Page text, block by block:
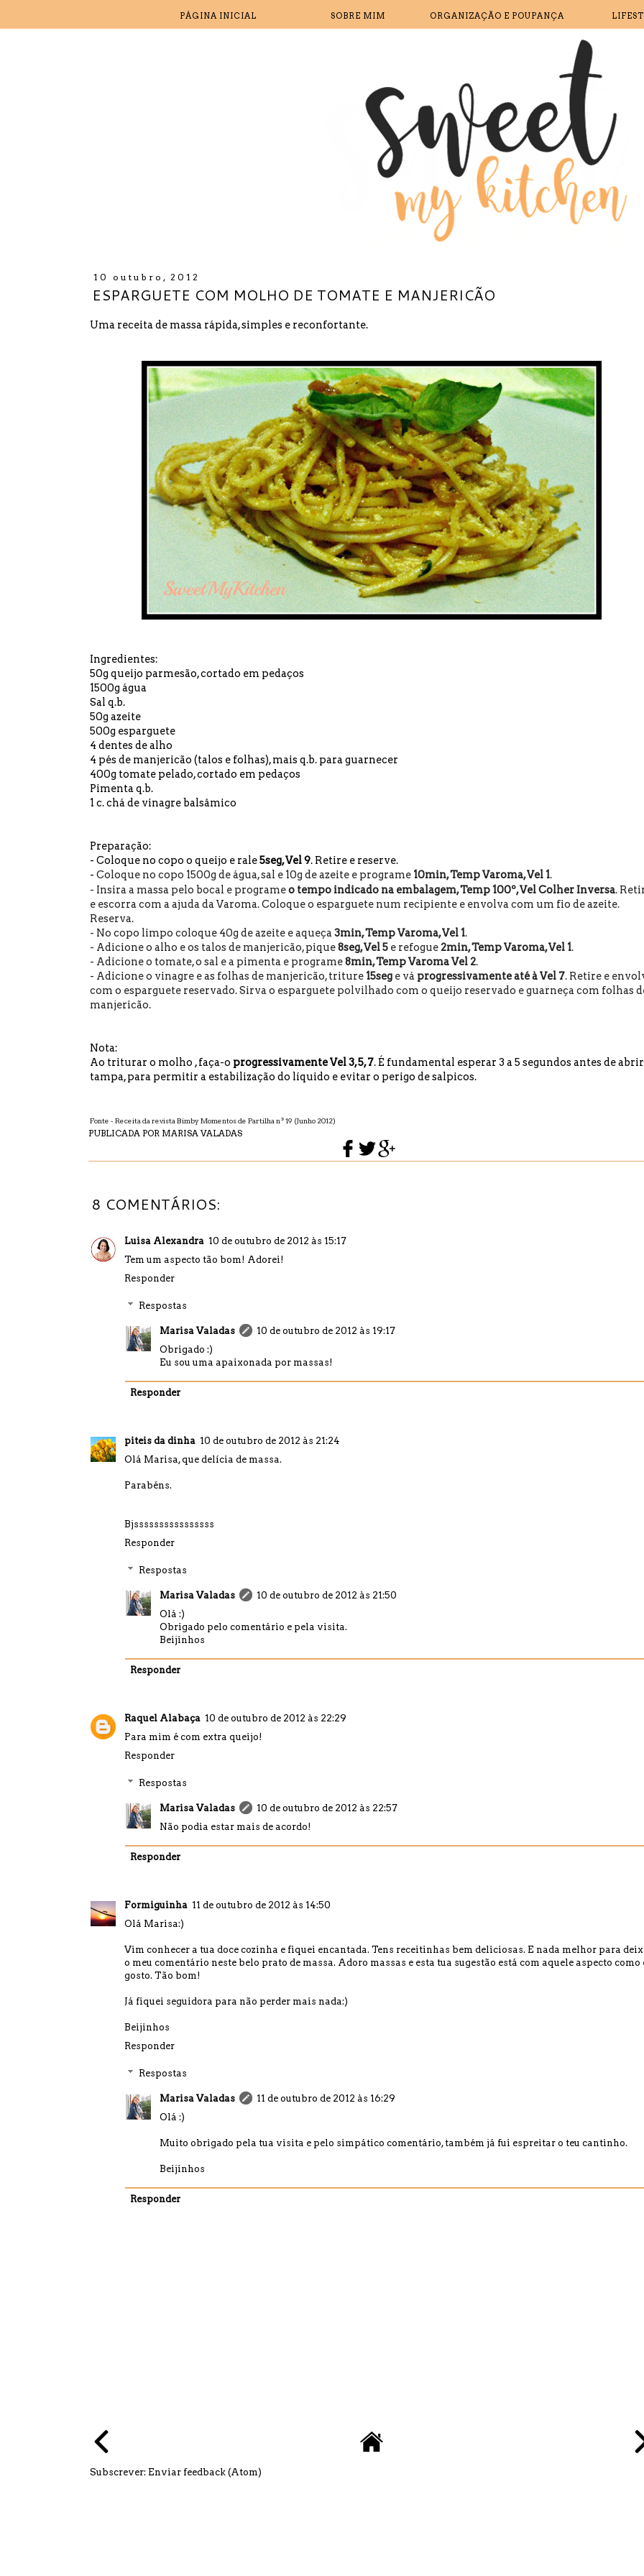
PÁGINA INICIAL SOBRE MIM ORGANIZAÇÃO E POUPANÇA
10 outubro, 2012
ESPARGUETE COM MOLHO DE TOMATE E MANJERICÃO
Uma receita de massa rápida, simples e reconfortante.
Ingredientes:
50g queijo parmesão, cortado em pedaços
1500g água
Sal q.b.
50g azeite
500g esparguete
4 dentes de alho
4 pés de manjericão (talos e folhas), mais q.b. para guarnecer
400g tomate pelado, cortado em pedaços
Pimenta q.b.
1 c. chá de vinagre balsâmico
Preparação:
- Coloque no copo o queijo e rale5seg, Vel 9. Retire e reserve.
- Coloque no copo 1500g de água, sal e 10g deazeite e programe 10min, Temp Varoma, Vel 1.
- Insira a massa pelo bocal e programeo tempo indicado na embalagem, Temp 100º, Vel Colher Inversa.
e escorra com a ajuda da Varoma. Coloque o esparguete num recipiente e envolva com um fio de azeite.
Reserva.
- No copo limpo coloque 40g de azeite e aqueça 3min, Temp Varoma, Vel 1.
- Adicione o alho e os talos de manjericão, pique8seg, Vel 5 e refogue 2min, Temp Varoma, Vel 1.
- Adicione o tomate, o sal e a pimenta e programe8min, Temp Varoma Vel 2.
- Adicione o vinagre e as folhas de manjericão, triture 15seg e vá progressivamente até à Vel 7. Retire e
com o esparguete reservado. Sirva o esparguete polvilhado com o queijo reservado e guarneça com folhas
manjericão.
Nota:
Ao triturar o molho , faça-o progressivamente Vel 3, 5, 7. É fundamental esperar 3 a 5 segundos antes de
tampa, para permitir a estabilização do líquido e evitar o perigo de salpicos.
Fonte - Receita da revista Bimby Momentos de Partilha nº 19 (Junho 2012)
PUBLICADA POR MARISA VALADAS
8 COMENTÁRIOS:
Luisa Alexandra 10 de outubro de 2012 às 15:17
Tem um aspecto tão bom! Adorei!
Responder
Respostas
Marisa Valadas
10 de outubro de 2012 às 19:17
Obrigado :)
Eu sou uma apaixonada por massas!
Responder
piteis da dinha 10 de outubro de 2012 às 21:24
Olá Marisa, que delícia de massa.
Parabéns.
Bjssssssssssssssss
Responder
Respostas
Marisa Valadas
10 de outubro de 2012 às 21:50
Olá :)
Obrigado pelo comentário e pela visita.
Beijinhos
Responder
Raquel Alabaça 10 de outubro de 2012 às 22:29
Para mim é com extra queijo!
Responder
Respostas
Marisa Valadas
10 de outubro de 2012 às 22:57
Não podia estar mais de acordo!
Responder
Formiguinha 11 de outubro de 2012 às 14:50
Olá Marisa:)
Vim conhecer a tua doce cozinha e fiquei encantada. Tens receitinhas bem deliciosas. E nada melhor para
o meu comentário neste belo prato de massa. Adoro massas e esta tua sugestão está com aquele aspecto como
gosto. Tão bom!
Já fiquei seguidora para não perder mais nada:)
Beijinhos
Responder
Respostas
Marisa Valadas
11 de outubro de 2012 às 16:29
Olá :)
Muito obrigado pela tua visita e pelo simpático comentário, também já fui espreitar o teu cantinho.
Beijinhos
Responder
Subscrever: Enviar feedback (Atom)